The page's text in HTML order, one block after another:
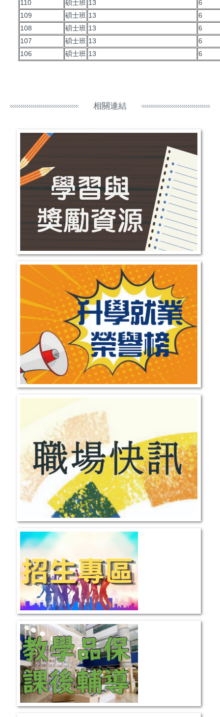
110 碩士班 13
6
109
碩士班 13
6
108
碩士班 13
6
107
碩士班 13
6
106
碩士班 13 6
相關連結